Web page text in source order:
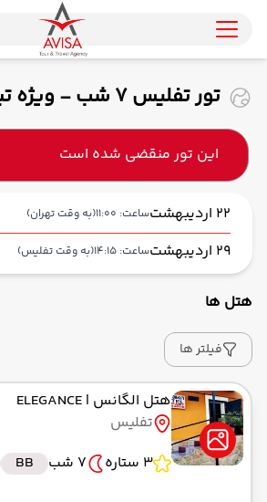
وارش )
این تور منقضی شده است
22 اردیبهشت ساعت: 11:00 (به وقت تهران)
29 اردیبهشت ساعت: 14:15 (به وقت تفلیس)
حرکت از مبدا: 11:00
به فرودگاه بین‌المللی تفلیس TBS
رسیدن به مقصد : 13:00
وارش -Economy
مدت سفر: 01:30
هتل ها
فیلتر ها
هتل الگانس | ELEGANCE
تفلیس
3 ستاره
7 شب BB